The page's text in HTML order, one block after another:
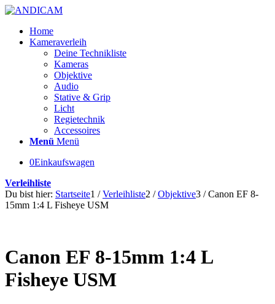
Home
Kameraverleih
Deine Technikliste
Kameras
Objektive
Audio
Stative & Grip
Licht
Regietechnik
Accessoires
Menü Menü
0Einkaufswagen
Verleihliste
Du bist hier: Startseite1 / Verleihliste2 / Objektive3 / Canon EF 8-
15mm 1:4 L Fisheye USM
Canon EF 8-15mm 1:4 L
Fisheye USM